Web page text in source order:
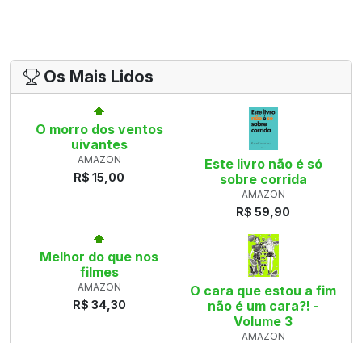
Os Mais Lidos
O morro dos ventos
uivantes
AMAZON
R$ 15,00
Este livro não é só
sobre corrida
AMAZON
R$ 59,90
Melhor do que nos
filmes
AMAZON
R$ 34,30
O cara que estou a fim
não é um cara?! -
Volume 3
AMAZON